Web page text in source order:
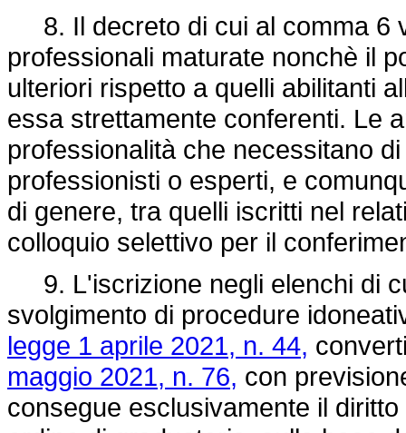
8. Il decreto di cui al comma 6
professionali maturate nonchè il
ulteriori rispetto a quelli abilitanti
essa strettamente conferenti. Le
professionalità che necessitano
professionisti o esperti, e
di genere, tra quelli iscritti nel
colloquio selettivo per il
9. L'iscrizione negli elenchi di
svolgimento di procedure
legge 1 aprile 2021, n. 44,
maggio 2021, n. 76, con
consegue esclusivamente il